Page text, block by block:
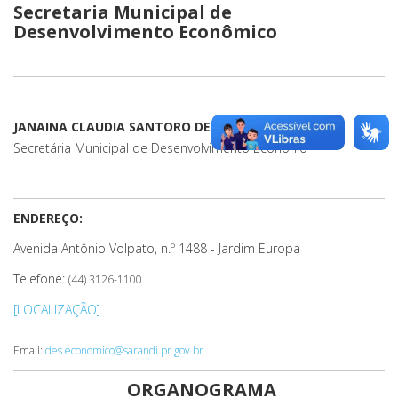
Secretaria Municipal de
Desenvolvimento Econômico
JANAINA CLAUDIA SANTORO DE PAULA
Secretária Municipal de Desenvolvimento Econônio
ENDEREÇO:
Avenida Antônio Volpato, n.º 1488 - Jardim Europa
Telefone: (44) 3126-1100
[LOCALIZAÇÃO]
Email: des.economico@sarandi.pr.gov.br
ORGANOGRAMA